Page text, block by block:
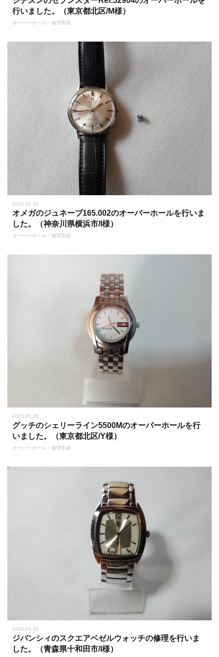
行いました。（東京都北区/M様）
オーバーホール・修理実績
2026.05.20
オメガのジュネーブ165.002のオーバーホールを行いま
した。（神奈川県横浜市/I様）
オーバーホール・修理実績
2026.05.18
グッチのシェリーライン5500Mのオーバーホールを行
いました。（東京都北区/Y様）
オーバーホール・修理実績
2026.04.30
ジバンシィのスクエアベゼルウォッチの修理を行いま
した。（青森県十和田市/I様）